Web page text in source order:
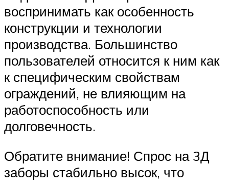
воспринимать как особенность
конструкции и технологии
производства. Большинство
пользователей относится к ним как
к специфическим свойствам
ограждений, не влияющим на
работоспособность или
долговечность.
Обратите внимание! Спрос на 3Д
заборы стабильно высок, что